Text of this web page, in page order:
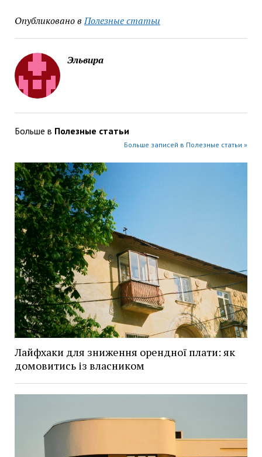
Опубликовано в Полезные статьи
Эльвира
Больше в Полезные статьи
Больше записей в Полезные статьи »
Лайфхаки для зниження орендної плати: як
домовитись із власником